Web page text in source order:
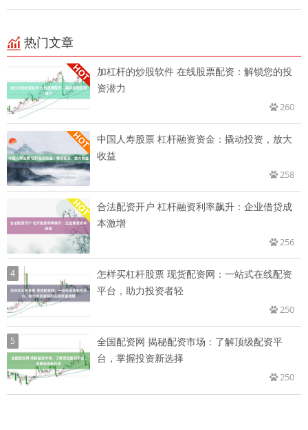
热门文章
加杠杆的炒股软件 在线股票配资：解锁您的投
资潜力
260
中国人寿股票 杠杆融资资金：撬动投资，放大
收益
258
合法配资开户 杠杆融资利率飙升：企业借贷成
本激增
256
4
怎样买杠杆股票 现货配资网：一站式在线配资
平台，助力投资者轻
250
5
全国配资网 揭秘配资市场：了解顶级配资平
台，掌握投资新选择
250